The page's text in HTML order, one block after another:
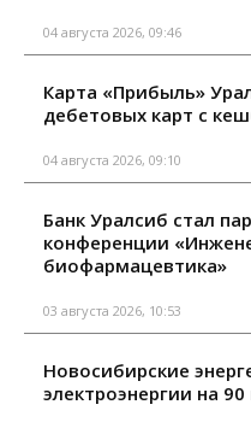
04 августа 2026, 09:46
Карта «Прибыль»
дебетовых карт с
04 августа 2026, 09:10
Банк Уралсиб стал
конференции
биофармацевтика»
03 августа 2026, 10:53
Новосибирские
электроэнергии на